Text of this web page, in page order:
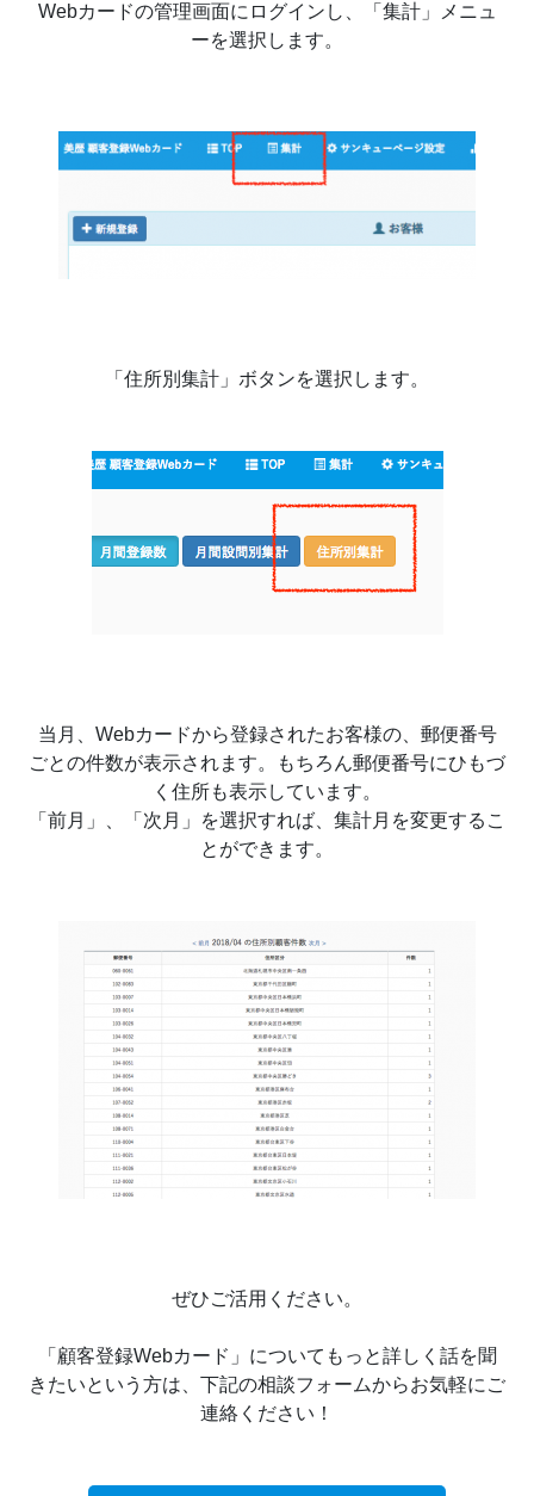
Webカードの管理画面にログインし、「集計」メニュ
ーを選択します。
「住所別集計」ボタンを選択します。
当月、Webカードから登録されたお客様の、郵便番号
ごとの件数が表示されます。もちろん郵便番号にひもづ
く住所も表示しています。
「前月」、「次月」を選択すれば、集計月を変更するこ
とができます。
ぜひご活用ください。
「顧客登録Webカード」についてもっと詳しく話を聞
きたいという方は、下記の相談フォームからお気軽にご
連絡ください！